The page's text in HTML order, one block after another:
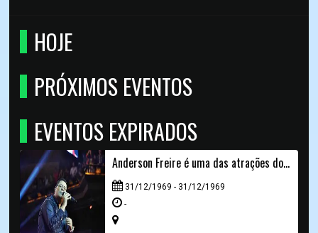
HOJE
PRÓXIMOS EVENTOS
EVENTOS EXPIRADOS
Anderson Freire é uma das atrações do segundo dia do Gospel Live Festival
31/12/1969 - 31/12/1969
-